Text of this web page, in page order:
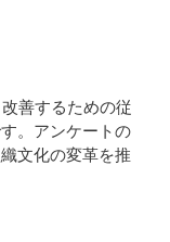
善するための従
。アンケートの
文化の変革を推